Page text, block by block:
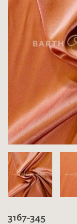
3167-345